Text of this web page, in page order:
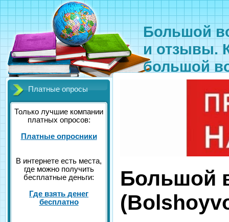
Большой
и отзывы.
большой
Платные опросы
Только лучшие компании
платных опросов:
Платные опросники
В интернете есть места,
где можно получить
бесплатные деньги:
Где взять денег
бесплатно
Большой